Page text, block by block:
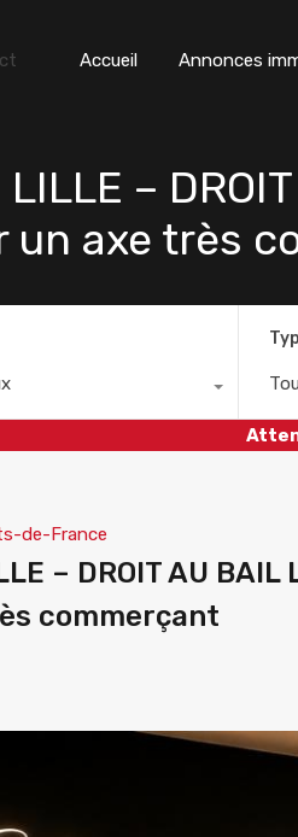
Accueil Annonces
–
un axe très
de-France
– DROIT AU BAIL
commerçant